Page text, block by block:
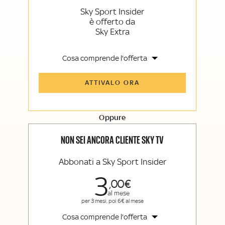
Sky Sport Insider
è offerto da
Sky Extra
Cosa comprende l'offerta
Sky TG24 Insider
Sport e Sky TG24
La newsletter esclusiva di Sky Sport
ATTIVALO ORA
Oppure
NON SEI ANCORA CLIENTE SKY TV
Abbonati a Sky Sport Insider
300
al mese
per 3 mesi, poi 6€ al mese
Cosa comprende l'offerta